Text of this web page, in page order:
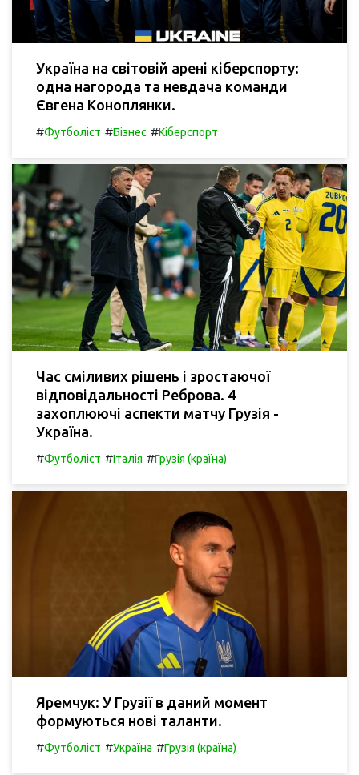
Україна на світовій арені кіберспорту:
одна нагорода та невдача команди
Євгена Коноплянки.
#Футболіст #Бізнес #Кіберспорт
Час сміливих рішень і зростаючої
відповідальності Реброва. 4
захоплюючі аспекти матчу Грузія -
Україна.
#Футболіст #Італія #Грузія (країна)
Яремчук: У Грузії в даний момент
формуються нові таланти.
#Футболіст #Україна #Грузія (країна)